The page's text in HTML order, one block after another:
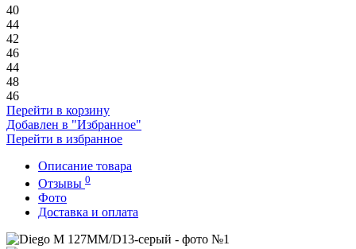
40
44
42
46
44
48
46
Перейти в корзину
Добавлен в "Избранное"
Перейти в избранное
Описание товара
Отзывы 0
Фото
Доставка и оплата